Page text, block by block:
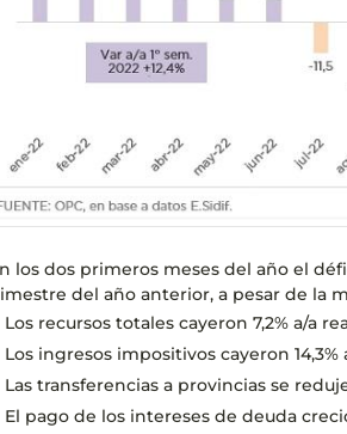
los dos primeros meses del año el
del año anterior, a pesar de la
Los recursos totales cayeron 7,2% a/a
Los ingresos impositivos cayeron
Las transferencias a provincias se
El pago de los intereses de deuda